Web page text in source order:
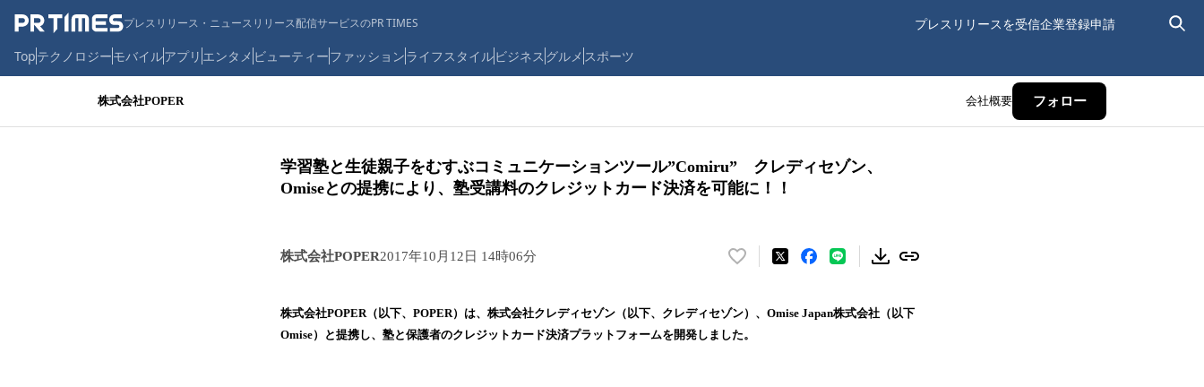
プレスリリース・ニュースリリース配信サービスのPR TIMES プレスリリースを受信企業登録申請
Topテクノロジーモバイルアプリ エンタメ ビューティーファッションライフスタイルビジネス グルメ スポーツ
株式会社POPER 会社概要 フォロー
学習塾と生徒親子をむすぶコミュニケーションツール”Comiru” クレディセゾン、
Omiseとの提携により、塾受講料のクレジットカード決済を可能に！！
株式会社POPER2017年10月12日 14時06分
い
！
数
株式会社POPER（以下、POPER）は、株式会社クレディセゾン（以下、クレディセゾン）、Omise Japan株式会社（以下
Omise）と提携し、塾と保護者のクレジットカード決済プラットフォームを開発しました。